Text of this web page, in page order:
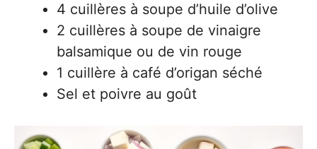
4 cuillères à soupe d’huile d’olive
2 cuillères à soupe de vinaigre
balsamique ou de vin rouge
1 cuillère à café d’origan séché
Sel et poivre au goût